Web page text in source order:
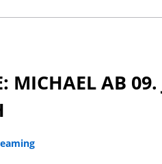
MICHAEL AB